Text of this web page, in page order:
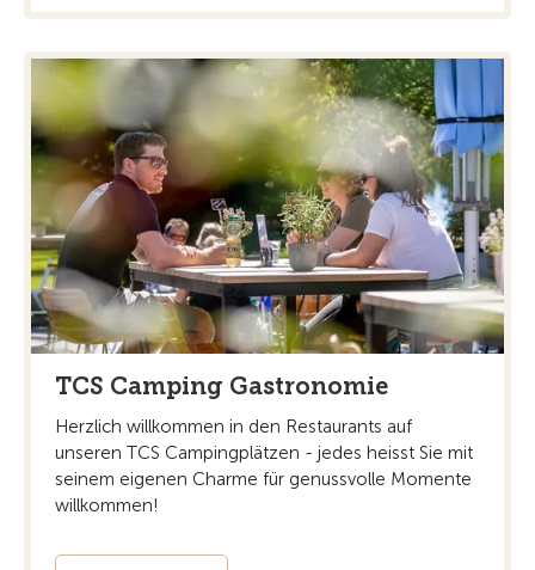
TCS Camping Gastronomie
Herzlich willkommen in den Restaurants auf
unseren TCS Campingplätzen - jedes heisst Sie mit
seinem eigenen Charme für genussvolle Momente
willkommen!